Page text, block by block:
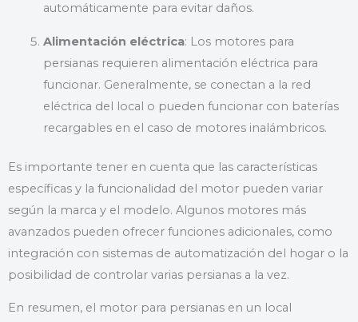
automáticamente para evitar daños.
Alimentación eléctrica: Los motores para
persianas requieren alimentación eléctrica para
funcionar. Generalmente, se conectan a la red
eléctrica del local o pueden funcionar con baterías
recargables en el caso de motores inalámbricos.
Es importante tener en cuenta que las características
específicas y la funcionalidad del motor pueden variar
según la marca y el modelo. Algunos motores más
avanzados pueden ofrecer funciones adicionales, como
integración con sistemas de automatización del hogar o la
posibilidad de controlar varias persianas a la vez.
En resumen, el motor para persianas en un local